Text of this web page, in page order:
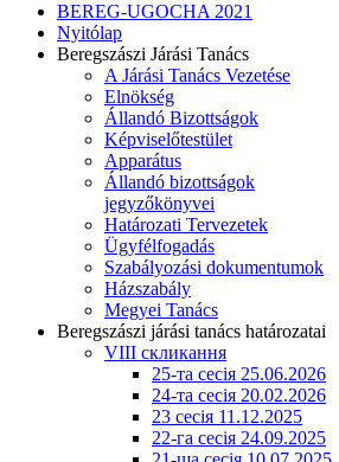
BEREG-UGOCHA 2021
Nyitólap
Beregszászi Járási Tanács
A Járási Tanács Vezetése
Elnökség
Állandó Bizottságok
Képviselőtestület
Apparátus
Állandó bizottságok
jegyzőkönyvei
Határozati Tervezetek
Ügyfélfogadás
Szabályozási dokumentumok
Házszabály
Megyei Tanács
Beregszászi járási tanács határozatai
VIII скликання
25-та сесія 25.06.2026
24-та сесія 20.02.2026
23 сесія 11.12.2025
22-га сесія 24.09.2025